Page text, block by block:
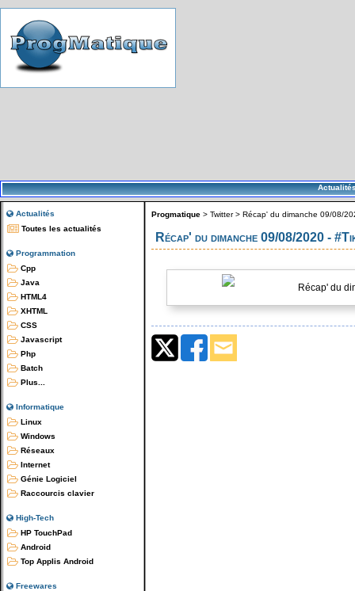
Actualités
Toutes les actualités
Programmation
Cpp
Java
HTML4
XHTML
CSS
Javascript
Php
Batch
Plus...
Informatique
Linux
Windows
Réseaux
Internet
Génie Logiciel
Raccourcis clavier
High-Tech
HP TouchPad
Android
Top Applis Android
Freewares
Progmatique > Twitter> Récap' du dimanche 09/08/
Récap' du dimanche 09/08/2020 -
Récap' du